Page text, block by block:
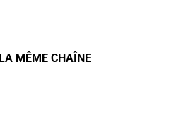
MÊME CHAÎNE